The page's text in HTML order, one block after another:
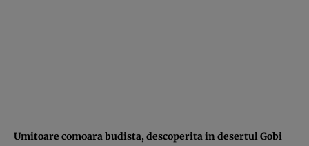
Umitoare comoara budista, descoperita in desertul Gobi